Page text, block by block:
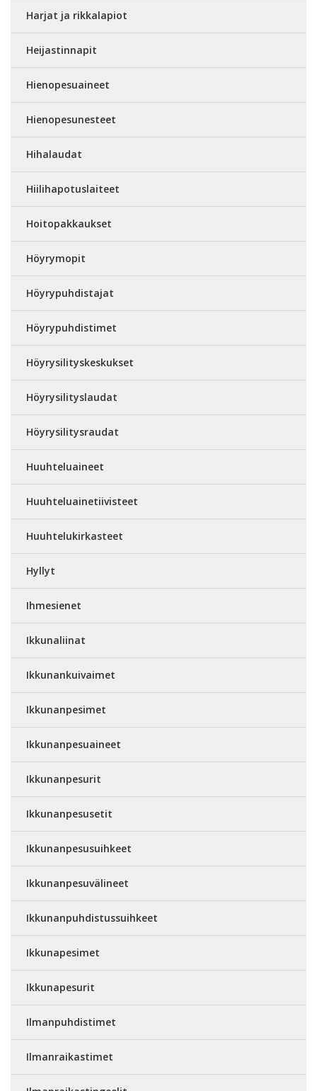
Harjat ja rikkalapiot
Heijastinnapit
Hienopesuaineet
Hienopesunesteet
Hihalaudat
Hiilihapotuslaiteet
Hoitopakkaukset
Höyrymopit
Höyrypuhdistajat
Höyrypuhdistimet
Höyrysilityskeskukset
Höyrysilityslaudat
Höyrysilitysraudat
Huuhteluaineet
Huuhteluainetiivisteet
Huuhtelukirkasteet
Hyllyt
Ihmesienet
Ikkunaliinat
Ikkunankuivaimet
Ikkunanpesimet
Ikkunanpesuaineet
Ikkunanpesurit
Ikkunanpesusetit
Ikkunanpesusuihkeet
Ikkunanpesuvälineet
Ikkunanpuhdistussuihkeet
Ikkunapesimet
Ikkunapesurit
Ilmanpuhdistimet
Ilmanraikastimet